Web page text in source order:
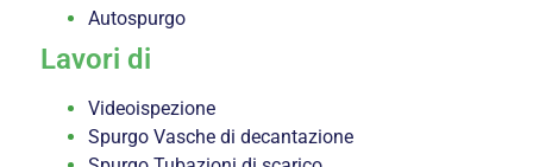
Autospurgo
Lavori di
Videoispezione
Spurgo Vasche di decantazione